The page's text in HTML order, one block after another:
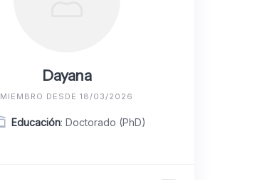
Dayana
MIEMBRO DESDE 18/03/2026
Educación: Doctorado (PhD)